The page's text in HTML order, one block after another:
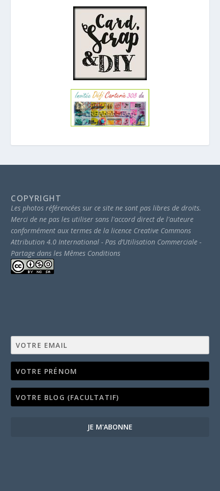
COPYRIGHT
Les photos référencées sur ce site ne sont pas libres de droits.
Merci de ne pas les utiliser sans l'accord direct de l'auteure
conformément aux termes de la licence Creative Commons
Attribution 4.0 International - Pas d’Utilisation Commerciale -
Partage dans les Mêmes Conditions
JE M'ABONNE